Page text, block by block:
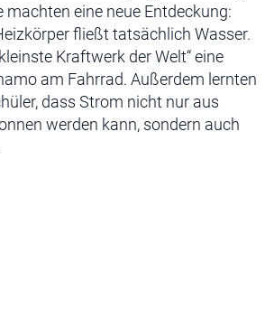
machten eine neue Entdeckung:
fließt tatsächlich Wasser.
Kraftwerk der Welt“ eine
am Fahrrad. Außerdem lernten
dass Strom nicht nur aus
werden kann, sondern auch